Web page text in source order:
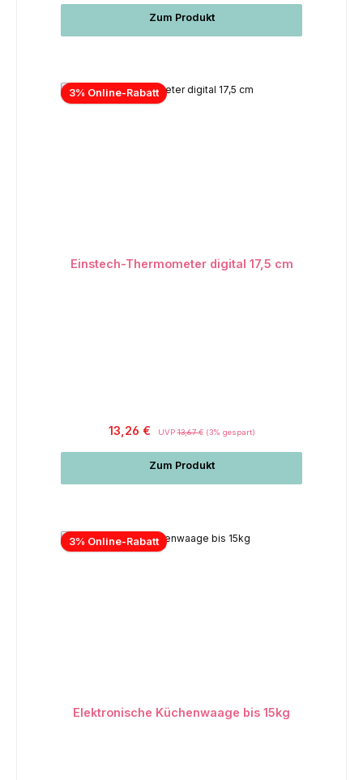
Zum Produkt
3% Online-Rabatt
Einstech-Thermometer digital 17,5 cm
13,26 € UVP13,67 € (3% gespart)
Zum Produkt
3% Online-Rabatt
Elektronische Küchenwaage bis 15kg